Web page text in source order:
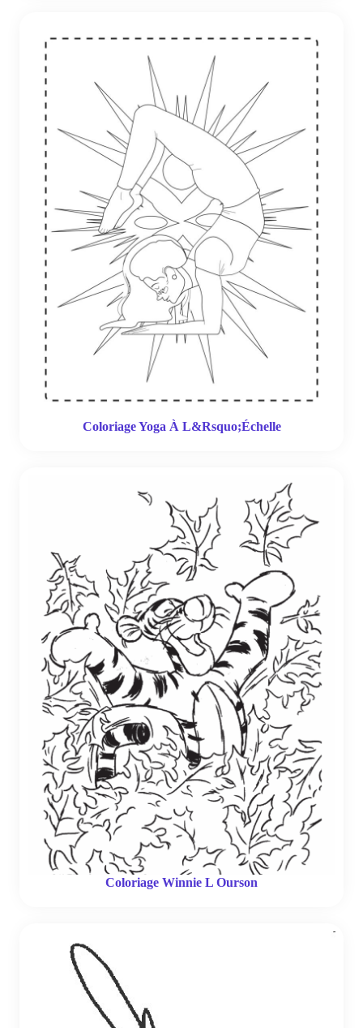
Coloriage Yoga À L&Rsquo;Échelle
Coloriage Winnie L Ourson